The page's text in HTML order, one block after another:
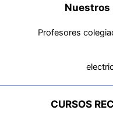
Nuestros
Profesores
CURSOS